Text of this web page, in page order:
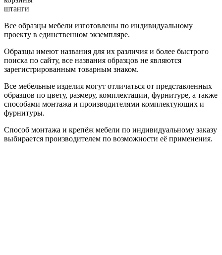
штанги
Все образцы мебели изготовлены по индивидуальному
проекту в единственном экземпляре.
Образцы имеют названия для их различия и более быстрого
поиска по сайту, все названия образцов не являются
зарегистрированным товарным знаком.
Все мебельные изделия могут отличаться от представленных
образцов по цвету, размеру, комплектации, фурнитуре, а также
способами монтажа и производителями комплектующих и
фурнитуры.
Способ монтажа и крепёж мебели по индивидуальному заказу
выбирается производителем по возможности её применения.